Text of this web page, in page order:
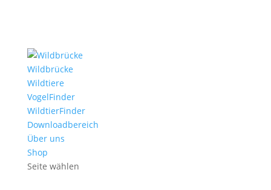
Wildbrücke
Wildtiere
VogelFinder
WildtierFinder
Downloadbereich
Über uns
Shop
Seite wählen